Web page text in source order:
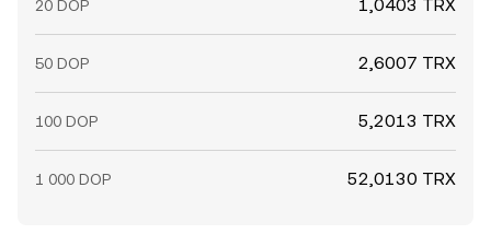
20 DOP 1,0403 TRX
50 DOP 2,6007 TRX
100 DOP 5,2013 TRX
1 000 DOP 52,0130 TRX